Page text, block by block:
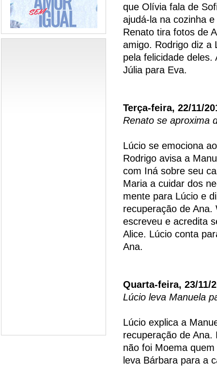
que Olívia fala de
ajudá-la na cozinha
Renato tira fotos de
amigo. Rodrigo diz a
pela felicidade
Júlia para Eva.
Terça-feira, 22/11/
Renato se aproxima
Lúcio se emociona
Rodrigo avisa a
com Iná sobre seu
Maria a cuidar dos
mente para Lúcio e
recuperação de
escreveu e acredita
Alice. Lúcio conta
Ana.
Quarta-feira, 23/11/
Lúcio leva Manuela
Lúcio explica a
recuperação de
não foi Moema
leva Bárbara para a